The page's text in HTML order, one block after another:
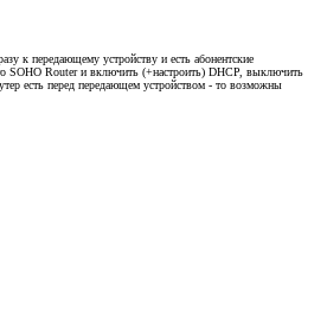
к передающему устройству и есть абонентские
SOHO Router и включить (+настроить) DHCP, выключить
есть перед передающем устройством - то возможны